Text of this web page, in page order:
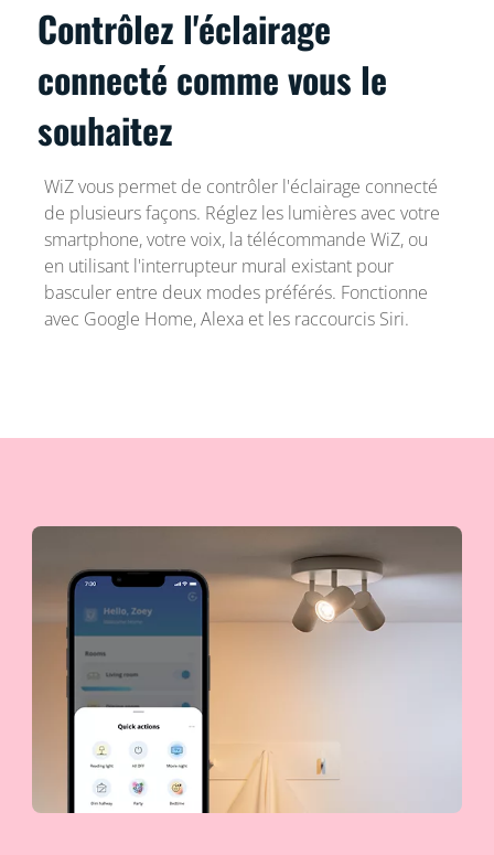
Contrôlez l'éclairage
connecté comme vous le
souhaitez
WiZ vous permet de contrôler l'éclairage connecté
de plusieurs façons. Réglez les lumières avec votre
smartphone, votre voix, la télécommande WiZ, ou
en utilisant l'interrupteur mural existant pour
basculer entre deux modes préférés. Fonctionne
avec Google Home, Alexa et les raccourcis Siri.